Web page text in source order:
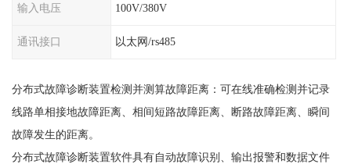
输入电压 100V/380V
通讯接口 以太网/rs485
分布式故障诊断装置检测并测算故障距离：可在线准确检测并记录
线路单相接地故障距离、相间短路故障距离、断路故障距离、瞬间
故障发生的距离。
分布式故障诊断装置软件具有自动故障识别、输出报警和数据文件